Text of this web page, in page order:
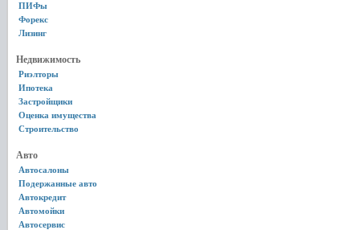
ПИФы
Форекс
Лизинг
Недвижимость
Риэлторы
Ипотека
Застройщики
Оценка имущества
Строительство
Авто
Автосалоны
Подержанные авто
Автокредит
Автомойки
Автосервис